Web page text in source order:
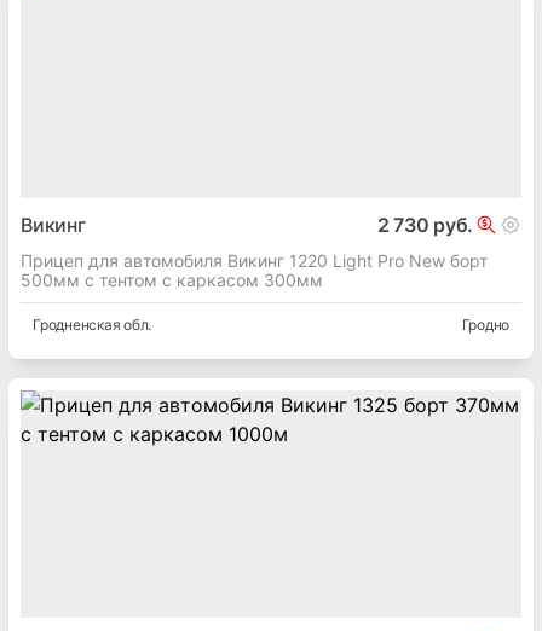
Викинг 2 730 руб.
Прицеп для автомобиля Викинг 1220 Light Pro New борт
500мм с тентом с каркасом 300мм
Гродненская обл. Гродно